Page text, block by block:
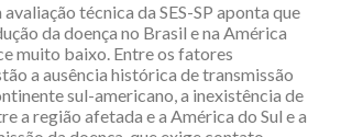
avaliação técnica da SES-SP aponta que
da doença no Brasil e na América
muito baixo. Entre os fatores
a ausência histórica de transmissão
sul-americano, a inexistência de
a região afetada e a América do Sul e a